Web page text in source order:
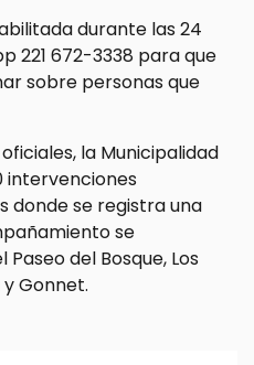
durante las 24
221 672-3338 para que
sobre personas que
la Municipalidad
intervenciones
donde se registra una
se
del Bosque, Los
y Gonnet.